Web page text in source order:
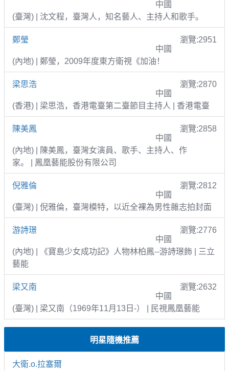
中國
(臺灣) | 沈文程，臺灣人，知名藝人、主持人和歌手。
鄭瑩
瀏覽:2951
中國
(內地) | 鄭瑩，2009年度東方衛視《加油！
梁思浩
瀏覽:2870
中國
(香港) | 梁思浩，香港電臺第二臺節目主持人 | 香港電臺
陳美鳳
瀏覽:2858
中國
(內地) | 陳美鳳，臺灣女演員、歌手、主持人、作
家。 | 鳳凰藝能股份有限公司
倪雅倫
瀏覽:2812
中國
(臺灣) | 倪雅倫，臺灣模特，以近全裸為男性雜志拍封面
游詩璟
瀏覽:2776
中國
(內地) | 《寶島少女成功記》人物林柏鳳--游詩璟飾 | 三立
藝能
梁又南
瀏覽:2632
中國
(臺灣) | 梁又南（1969年11月13日-） | 民視鳳凰藝能
明星隨機推薦
大衛.o.拉塞爾